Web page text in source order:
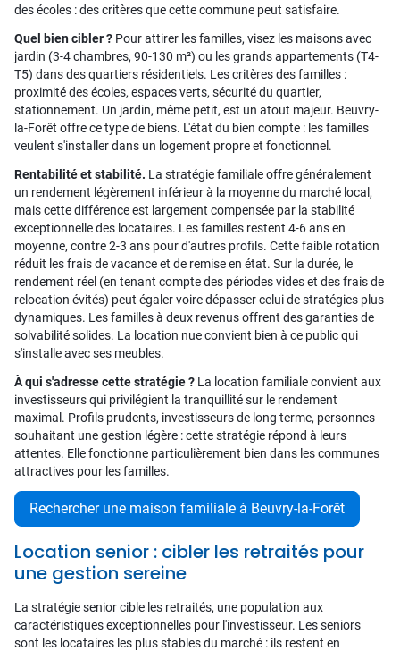
des écoles : des critères que cette commune peut satisfaire.
Quel bien cibler ? Pour attirer les familles, visez les maisons avec
jardin (3-4 chambres, 90-130 m²) ou les grands appartements (T4-
T5) dans des quartiers résidentiels. Les critères des familles :
proximité des écoles, espaces verts, sécurité du quartier,
stationnement. Un jardin, même petit, est un atout majeur. Beuvry-
la-Forêt offre ce type de biens. L'état du bien compte : les familles
veulent s'installer dans un logement propre et fonctionnel.
Rentabilité et stabilité. La stratégie familiale offre généralement
un rendement légèrement inférieur à la moyenne du marché local,
mais cette différence est largement compensée par la stabilité
exceptionnelle des locataires. Les familles restent 4-6 ans en
moyenne, contre 2-3 ans pour d'autres profils. Cette faible rotation
réduit les frais de vacance et de remise en état. Sur la durée, le
rendement réel (en tenant compte des périodes vides et des frais de
relocation évités) peut égaler voire dépasser celui de stratégies plus
dynamiques. Les familles à deux revenus offrent des garanties de
solvabilité solides. La location nue convient bien à ce public qui
s'installe avec ses meubles.
À qui s'adresse cette stratégie ? La location familiale convient aux
investisseurs qui privilégient la tranquillité sur le rendement
maximal. Profils prudents, investisseurs de long terme, personnes
souhaitant une gestion légère : cette stratégie répond à leurs
attentes. Elle fonctionne particulièrement bien dans les communes
attractives pour les familles.
Rechercher une maison familiale à Beuvry-la-Forêt
Location senior : cibler les retraités pour
une gestion sereine
La stratégie senior cible les retraités, une population aux
caractéristiques exceptionnelles pour l'investisseur. Les seniors
sont les locataires les plus stables du marché : ils restent en